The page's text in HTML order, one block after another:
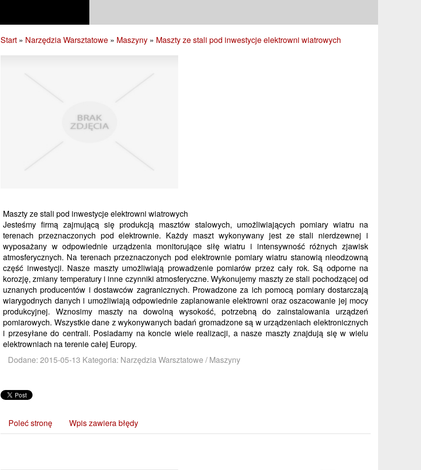
Start » Narzędzia Warsztatowe » Maszyny » Maszty ze stali pod inwestycje elektrowni wiatrowych
Maszty ze stali pod inwestycje elektrowni wiatrowych
Jesteśmy firmą zajmującą się produkcją masztów stalowych, umożliwiających pomiary wiatru na
terenach przeznaczonych pod elektrownie. Każdy maszt wykonywany jest ze stali nierdzewnej i
wyposażany w odpowiednie urządzenia monitorujące siłę wiatru i intensywność różnych zjawisk
atmosferycznych. Na terenach przeznaczonych pod elektrownie pomiary wiatru stanowią nieodzowną
część inwestycji. Nasze maszty umożliwiają prowadzenie pomiarów przez cały rok. Są odporne na
korozję, zmiany temperatury i inne czynniki atmosferyczne. Wykonujemy maszty ze stali pochodzącej od
uznanych producentów i dostawców zagranicznych. Prowadzone za ich pomocą pomiary dostarczają
wiarygodnych danych i umożliwiają odpowiednie zaplanowanie elektrowni oraz oszacowanie jej mocy
produkcyjnej. Wznosimy maszty na dowolną wysokość, potrzebną do zainstalowania urządzeń
pomiarowych. Wszystkie dane z wykonywanych badań gromadzone są w urządzeniach elektronicznych
i przesyłane do centrali. Posiadamy na koncie wiele realizacji, a nasze maszty znajdują się w wielu
elektrowniach na terenie całej Europy.
Dodane: 2015-05-13 Kategoria: Narzędzia Warsztatowe / Maszyny
Poleć stronę Wpis zawiera błędy